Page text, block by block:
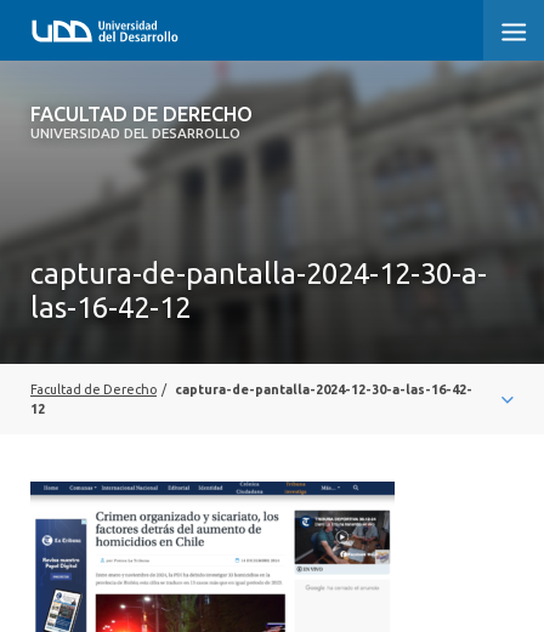
FACULTAD DE DERECHO
UNIVERSIDAD DEL DESARROLLO
FACULTAD DE DERECHO
SOBRE LA FACULTAD
CARRERAS
PROFESORES
VINCULACIÓN CON EL MEDIO
INTERNACIONAL
captura-de-pantalla-2024-12-30-a-
las-16-42-12
Facultad de Derecho /
captura-de-pantalla-2024-12-30-a-las-16-42-
12